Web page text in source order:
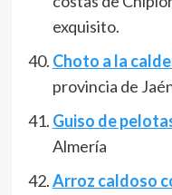
exquisito.
Choto a la
provincia de
Guiso de
Almería
Arroz caldoso